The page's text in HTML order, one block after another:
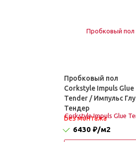
Пробковый пол
Corkstyle Impuls Glue
Tender / Импульс Глу
Тендер
Без монтажа
6430 ₽/м2